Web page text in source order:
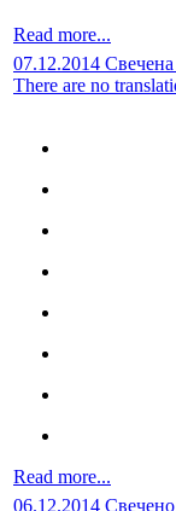
Read more...
07.12.2014
There are no
Read more...
06.12.2014